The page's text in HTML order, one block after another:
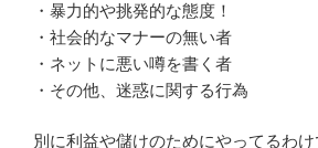
・暴力的や挑発的な態度！
・社会的なマナーの無い者
・ネットに悪い噂を書く者
・その他、迷惑に関する行為
別に利益や儲けのためにやってるわ